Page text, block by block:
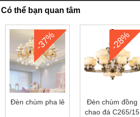
Có thể bạn quan tâm
-37%
Đèn chùm pha lê
-28%
Đèn chùm đồng
chao đá C265/15